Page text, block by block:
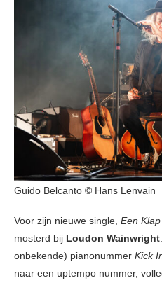
Guido Belcanto © Hans Lenvain
Voor zijn nieuwe single, Een
mosterd bij Loudon Wainwright
onbekende) pianonummer Kick
naar een uptempo nummer,